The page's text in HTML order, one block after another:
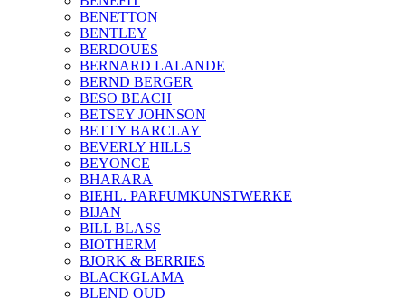
BENETTON
BENTLEY
BERDOUES
BERNARD LALANDE
BERND BERGER
BESO BEACH
BETSEY JOHNSON
BETTY BARCLAY
BEVERLY HILLS
BEYONCE
BHARARA
BIEHL. PARFUMKUNSTWERKE
BIJAN
BILL BLASS
BIOTHERM
BJORK & BERRIES
BLACKGLAMA
BLEND OUD